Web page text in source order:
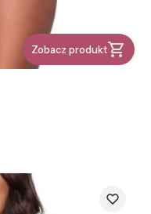
Zobacz produkt